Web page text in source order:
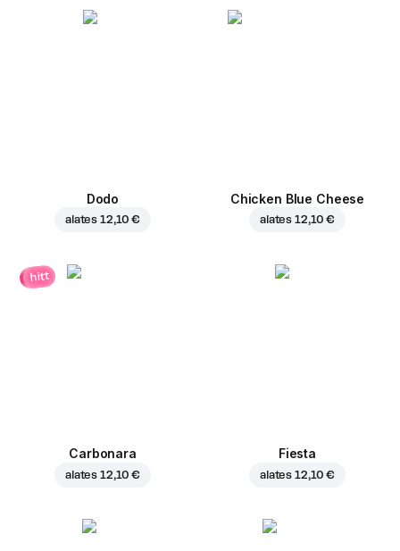
Dodo
alates 12,10 €
Chicken Blue Cheese
alates 12,10 €
hitt
Carbonara
alates 12,10 €
Fiesta
alates 12,10 €